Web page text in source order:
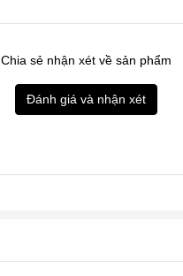
Chia sẻ nhận xét về sản phẩm
Đánh giá và nhận xét